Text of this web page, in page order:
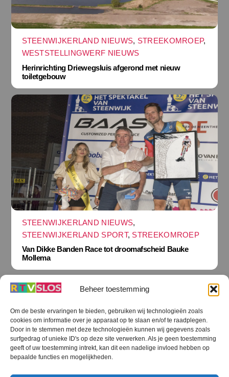
Beheer toestemming
Om de beste ervaringen te bieden, gebruiken wij technologieën zoals
cookies om informatie over je apparaat op te slaan en/of te raadplegen.
Door in te stemmen met deze technologieën kunnen wij gegevens zoals
surfgedrag of unieke ID's op deze site verwerken. Als je geen toestemming
geeft of uw toestemming intrekt, kan dit een nadelige invloed hebben op
bepaalde functies en mogelijkheden.
STEENWIJKERLAND NIEUWS, STREEKOMROEP,
WESTSTELLINGWERF NIEUWS
Herinrichting Driewegsluis afgerond met nieuw
toiletgebouw
STEENWIJKERLAND NIEUWS,
STEENWIJKERLAND SPORT, STREEKOMROEP
Van Dikke Banden Race tot droomafscheid Bauke
Mollema
Terug
naar
boven
RTV SLOS